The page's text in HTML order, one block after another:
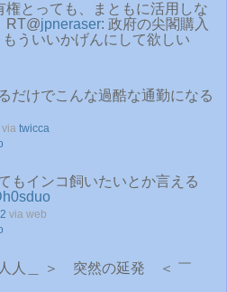
権とっても、まともに活用しな
RT@jpneraser: 政府の尖閣購入
ういいかげんにして欲しい
だけでこんな過酷な通勤になる
via twicca
もインコ飼いたいとか言える
via web
人人＿ ＞ 突然の延発 ＜ ￣